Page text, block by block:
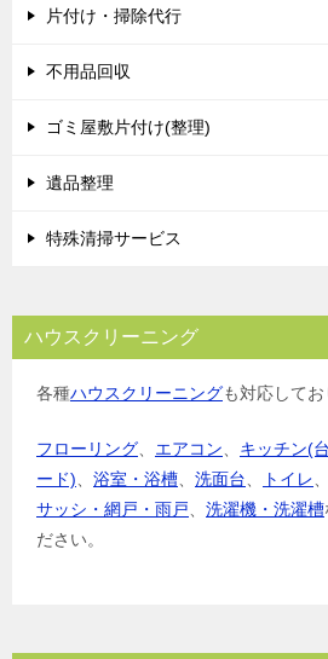
ー
シ
片付け・掃除代行
不用品回収
ゴミ屋敷片付け(整理)
遺品整理
特殊清掃サービス
ハウスクリーニング
各種ハウスクリーニングも対応してお
フローリング、 エアコン、 キッチン(
ード)、 浴室・浴槽、 洗面台、 トイレ、
サッシ・網戸・雨戸、 洗濯機・洗濯槽
ださい。